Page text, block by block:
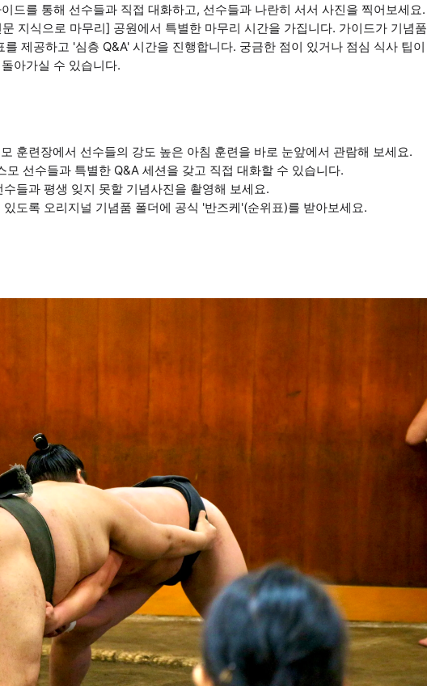
드를 통해 선수들과 직접 대화하고, 선수들과 나란히 서서 사진을 찍어보세요.
지식으로 마무리] 공원에서 특별한 마무리 시간을 가집니다. 가이드가 기념품
제공하고 '심층 Q&A' 시간을 진행합니다. 궁금한 점이 있거나 점심 식사 팁이
아가실 수 있습니다.
훈련장에서 선수들의 강도 높은 아침 훈련을 바로 눈앞에서 관람해 보세요.
선수들과 특별한 Q&A 세션을 갖고 직접 대화할 수 있습니다.
들과 평생 잊지 못할 기념사진을 촬영해 보세요.
도록 오리지널 기념품 폴더에 공식 '반즈케'(순위표)를 받아보세요.